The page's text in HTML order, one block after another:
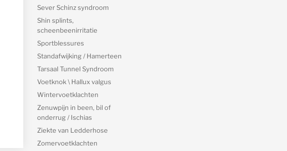
Sever Schinz syndroom
Shin splints,
scheenbeenirritatie
Sportblessures
Standafwijking / Hamerteen
Tarsaal Tunnel Syndroom
Voetknok \ Hallux valgus
Wintervoetklachten
Zenuwpijn in been, bil of
onderrug / Ischias
Ziekte van Ledderhose
Zomervoetklachten